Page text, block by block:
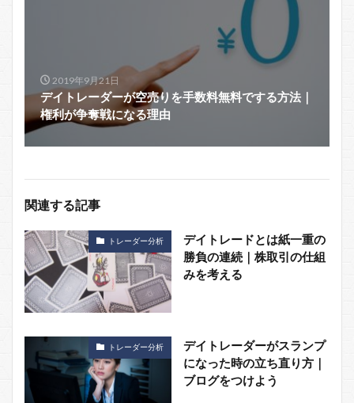
2019年9月21日
デイトレーダーが空売りを手数料無料でする方法｜
権利が争奪戦になる理由
関連する記事
トレーダー分析
デイトレードとは紙一重の
勝負の連続｜株取引の仕組
みを考える
トレーダー分析
デイトレーダーがスランプ
になった時の立ち直り方｜
ブログをつけよう